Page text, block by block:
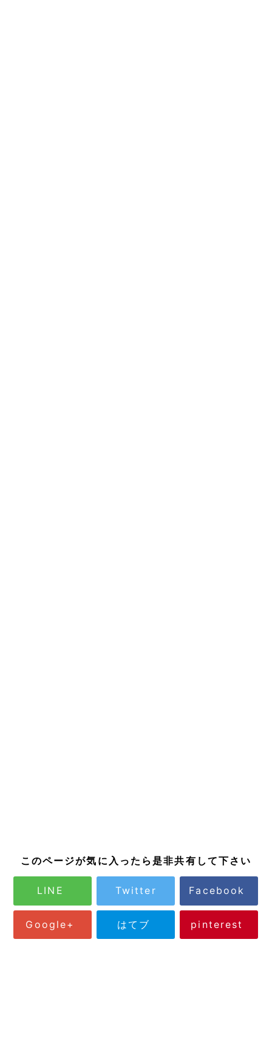
このページが気に入ったら是非共有して下さい
LINE Twitter Facebook
Google+ はてブ pinterest